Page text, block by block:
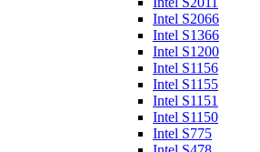
Intel S2066
Intel S1366
Intel S1200
Intel S1156
Intel S1155
Intel S1151
Intel S1150
Intel S775